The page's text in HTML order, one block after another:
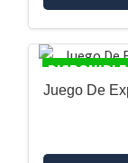
DISPONIBLE
Juego De